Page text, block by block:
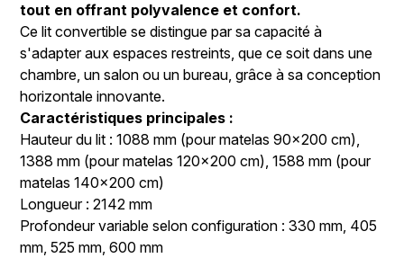
tout en offrant polyvalence et confort.
Ce lit convertible se distingue par sa capacité à
s'adapter aux espaces restreints, que ce soit dans une
chambre, un salon ou un bureau, grâce à sa conception
horizontale innovante.
Caractéristiques principales :
Hauteur du lit : 1088 mm (pour matelas 90x200 cm),
1388 mm (pour matelas 120x200 cm), 1588 mm (pour
matelas 140x200 cm)
Longueur : 2142 mm
Profondeur variable selon configuration : 330 mm, 405
mm, 525 mm, 600 mm